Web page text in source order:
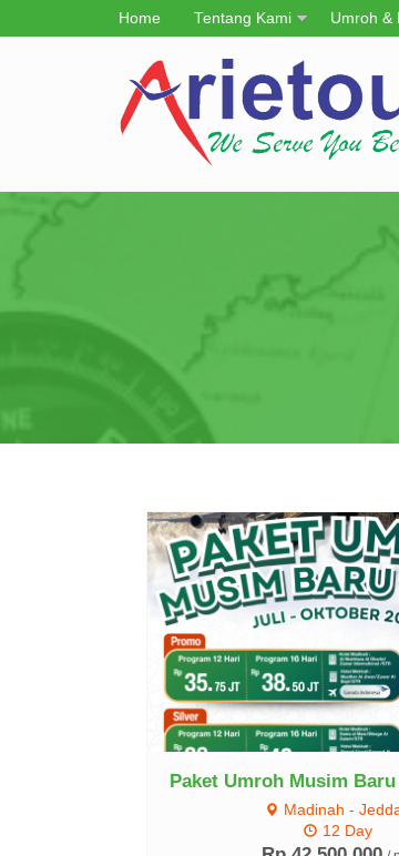
Home Tentang Kami Umroh &
Paket Umroh Musim Baru
Madinah -
12 Day